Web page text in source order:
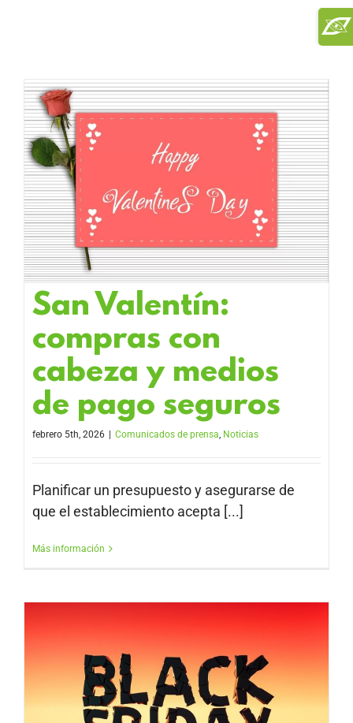
San Valentín:
compras con
cabeza y medios
de pago seguros
febrero 5th, 2026 Comunicados de prensa, Noticias
Planificar un presupuesto y asegurarse de
que el establecimiento acepta [...]
Más información
Area